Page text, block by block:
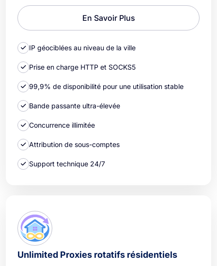
En Savoir Plus
IP géociblées au niveau de la ville
Prise en charge HTTP et SOCKS5
99,9% de disponibilité pour une utilisation stable
Bande passante ultra-élevée
Concurrence illimitée
Attribution de sous-comptes
Support technique 24/7
Unlimited Proxies rotatifs résidentiels